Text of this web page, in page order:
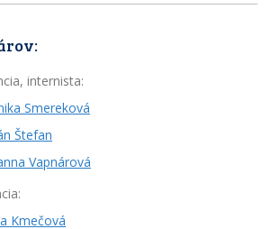
internista:
Smereková
Štefan
Vapnárová
Kmečová